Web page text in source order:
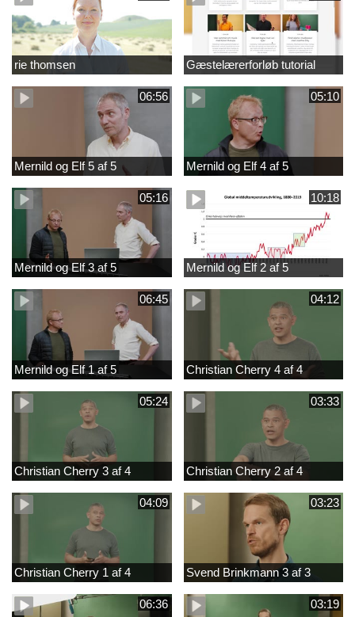
rie thomsen Gæstelærerforløb tutorial
06:56
Mernild og Elf 5 af 5
05:10
Mernild og Elf 4 af 5
05:16
Mernild og Elf 3 af 5
10:18
Mernild og Elf 2 af 5
06:45
Mernild og Elf 1 af 5
04:12
Christian Cherry 4 af 4
05:24
Christian Cherry 3 af 4
03:33
Christian Cherry 2 af 4
04:09
Christian Cherry 1 af 4
03:23
Svend Brinkmann 3 af 3
06:36 03:19